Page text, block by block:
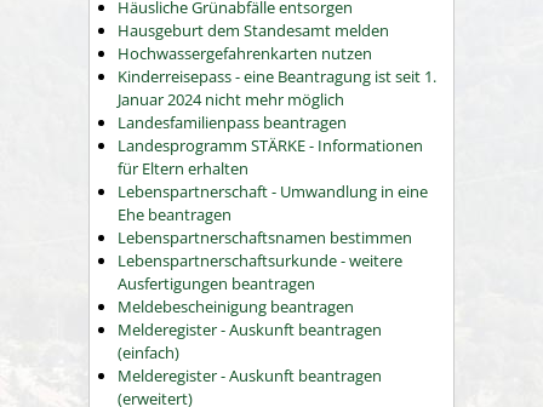
Häusliche Grünabfälle entsorgen
Hausgeburt dem Standesamt melden
Hochwassergefahrenkarten nutzen
Kinderreisepass - eine Beantragung ist seit 1.
Januar 2024 nicht mehr möglich
Landesfamilienpass beantragen
Landesprogramm STÄRKE - Informationen
für Eltern erhalten
Lebenspartnerschaft - Umwandlung in eine
Ehe beantragen
Lebenspartnerschaftsnamen bestimmen
Lebenspartnerschaftsurkunde - weitere
Ausfertigungen beantragen
Meldebescheinigung beantragen
Melderegister - Auskunft beantragen
(einfach)
Melderegister - Auskunft beantragen
(erweitert)